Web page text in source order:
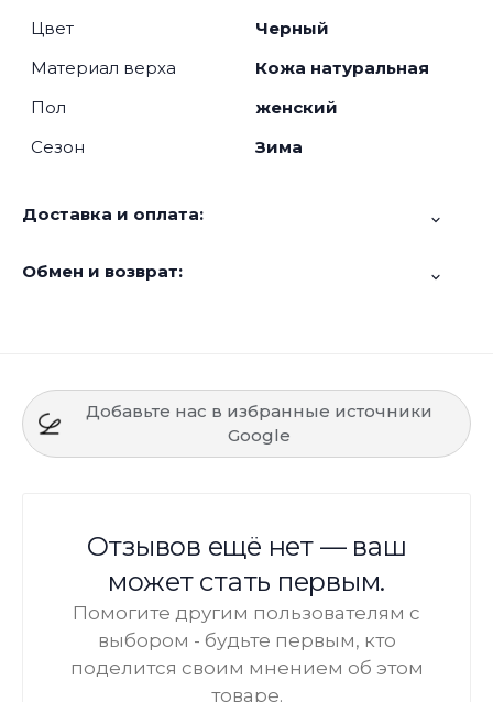
Цвет
Черный
Материал верха
Кожа натуральная
Пол
женский
Сезон
Зима
Доставка и оплата:
Обмен и возврат:
Добавьте нас в избранные источники
Google
Отзывов ещё нет — ваш
может стать первым.
Помогите другим пользователям с
выбором - будьте первым, кто
поделится своим мнением об этом
товаре.